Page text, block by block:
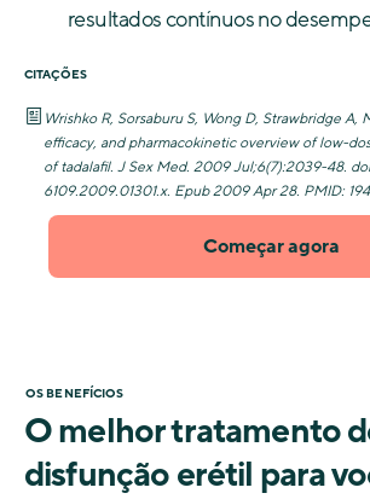
resultados contínuos no
CITAÇÕES
Wrishko R, Sorsaburu S, Wong D, Strawbridge A,
efficacy, and pharmacokinetic overview of low-
of tadalafil. J Sex Med. 2009 Jul;6(7):2039-48. doi:
6109.2009.01301.x. Epub 2009 Apr 28. PMID:
Começar agora
OS BENEFÍCIOS
O melhor tratamento
disfunção erétil para